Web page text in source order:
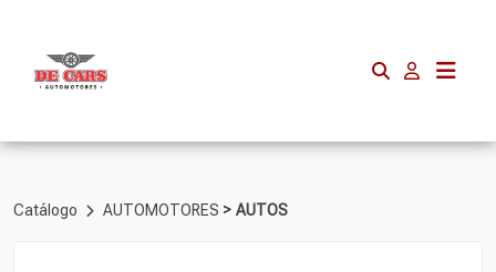
Catálogo AUTOMOTORES > AUTOS